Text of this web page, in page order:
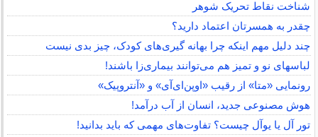
شناخت نقاط تحریک شوهر
چقدر به همسرتان اعتماد دارید؟
چند دلیل مهم اینکه چرا بهانه گیری‌های کودک، چیز بدی نیست
لباس‎های نو و تمیز هم می‌توانند بیماری‌زا باشند!
رونمایی «متا» از رقیب «اوپن‌ای‌آی» و «آنتروپیک»
هوش مصنوعی جدید، انسان از آب درآمد!
تور آل یا یوآل چیست؟ تفاوت‌های مهمی که باید بدانید!